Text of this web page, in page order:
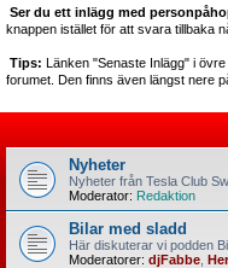
Ser du ett inlägg med
knappen istället för att svara tillbaka
Tips: Länken "Senaste Inlägg" i
forumet. Den finns även längst nere
Nyheter
Nyheter från Tesla Club
Moderator: Redaktion
Bilar med sladd
Här diskuterar vi podden
Moderatorer: djFabbe